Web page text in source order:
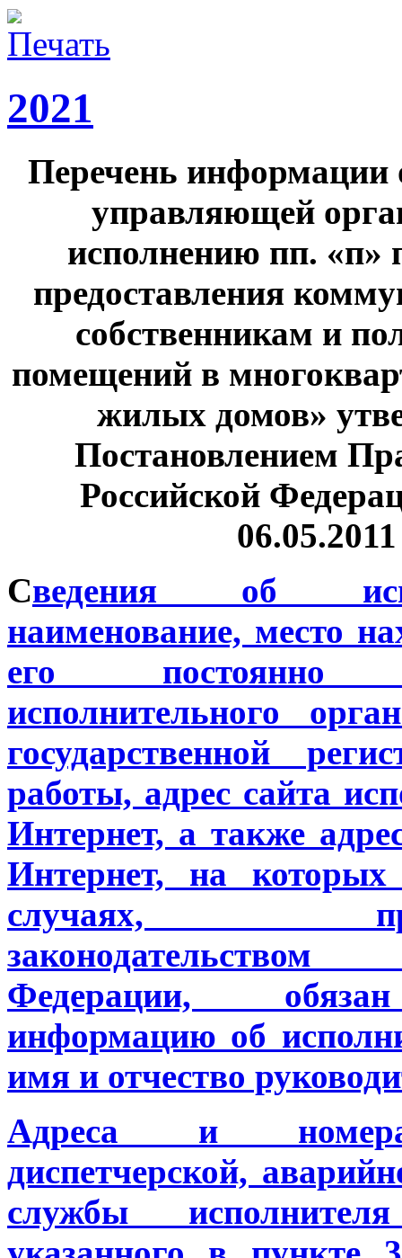
2021
Перечень информации
управляющей
исполнению пп. «п»
предоставления
собственникам и
помещений в
жилых домов»
Постановлением
Российской
06.05.2011
Сведения об
наименование, место
его постоянно
исполнительного
государственной
работы, адрес сайта
Интернет, а также
Интернет, на
случаях,
Федерации,
информацию об
имя и отчество
Адреса и
диспетчерской,
службы